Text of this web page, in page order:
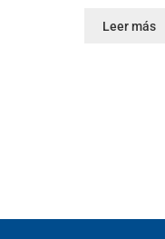
Leer más